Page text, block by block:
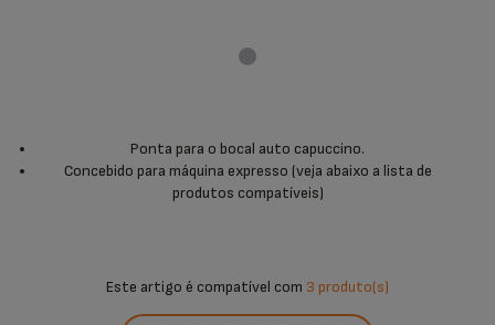
Ponta para o bocal auto capuccino.
Concebido para máquina expresso (veja abaixo a lista de
produtos compatíveis)
Este artigo é compatível com 3 produto(s)